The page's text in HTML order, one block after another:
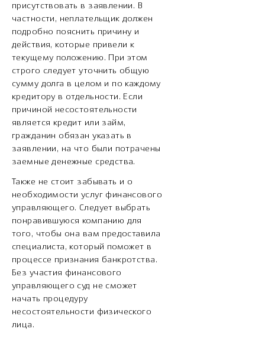
присутствовать в заявлении. В
частности, неплательщик должен
подробно пояснить причину и
действия, которые привели к
текущему положению. При этом
строго следует уточнить общую
сумму долга в целом и по каждому
кредитору в отдельности. Если
причиной несостоятельности
является кредит или займ,
гражданин обязан указать в
заявлении, на что были потрачены
заемные денежные средства.
Также не стоит забывать и о
необходимости услуг финансового
управляющего. Следует выбрать
понравившуюся компанию для
того, чтобы она вам предоставила
специалиста, который поможет в
процессе признания банкротства.
Без участия финансового
управляющего суд не сможет
начать процедуру
несостоятельности физического
лица.